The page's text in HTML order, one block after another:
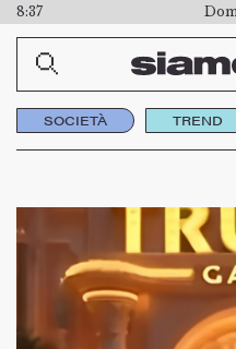
8:37
SOCIETÀ TREND